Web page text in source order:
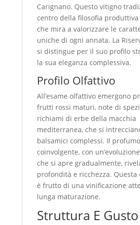
Carignano. Questo vitigno
centro della filosofia produttiva
che mira a valorizzare le
uniche di ogni annata. La
si distingue per il suo profilo
la sua eleganza complessiva.
Profilo Olfattivo
All’esame olfattivo emergono
frutti rossi maturi, note di
richiami di erbe della macchia
mediterranea, che si
balsamici complessi. Il
coinvolgente, con
che si apre gradualmente,
profondità e ricchezza. Questa
è frutto di una vinificazione
lunga maturazione.
Struttura E Gusto